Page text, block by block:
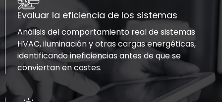
Evaluar la eficiencia de los sistemas
Análisis del comportamiento real de sistemas
HVAC, iluminación y otras cargas energéticas,
identificando ineficiencias antes de que se
conviertan en costes.